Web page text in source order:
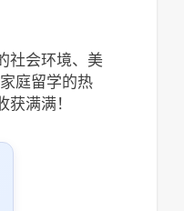
社会环境、美
庭留学的热
满满！